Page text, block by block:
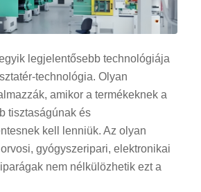
legjelentősebb technológiája
technológia. Olyan
amikor a termékeknek a
tisztaságúnak és
kell lenniük. Az olyan
gyógyszeripari, elektronikai
nem nélkülözhetik ezt a